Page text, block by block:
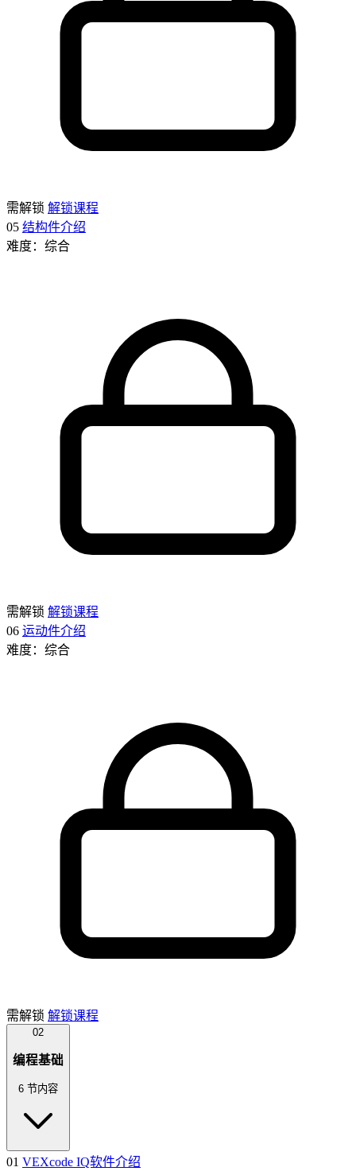
需解锁 解锁课程
05 结构件介绍
难度：综合
需解锁 解锁课程
06 运动件介绍
难度：综合
需解锁 解锁课程
02
编程基础
6 节内容
01 VEXcode IQ软件介绍